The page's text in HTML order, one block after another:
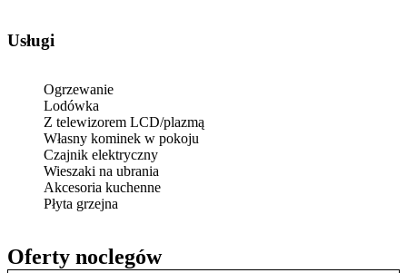
Oferty noclegów
Usługi
Ogrzewanie
Lodówka
Z telewizorem LCD/plazmą
Własny kominek w pokoju
Czajnik elektryczny
Wieszaki na ubrania
Akcesoria kuchenne
Płyta grzejna